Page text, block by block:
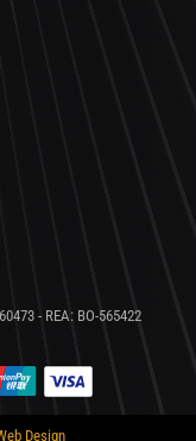
- REA: BO-565422
Design